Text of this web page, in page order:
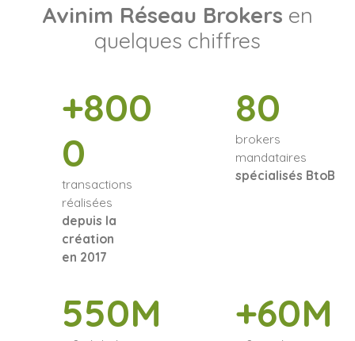
Avinim Réseau Brokers en
quelques chiffres
+800
0
transactions
réalisées
depuis la
création
en 2017
80
brokers
mandataires
spécialisés BtoB
550M +60M